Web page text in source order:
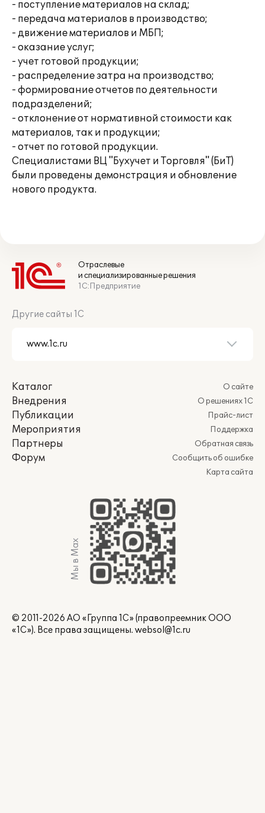
- поступление материалов на склад;
- передача материалов в производство;
- движение материалов и МБП;
- оказание услуг;
- учет готовой продукции;
- распределение затра на производство;
- формирование отчетов по деятельности
подразделений;
- отклонение от нормативной стоимости как
материалов, так и продукции;
- отчет по готовой продукции.
Специалистами ВЦ "Бухучет и Торговля" (БиТ)
были проведены демонстрация и обновление
нового продукта.
Отраслевые
и специализированные решения
1С:Предприятие
Другие сайты 1С
Каталог
Внедрения
Публикации
Мероприятия
Партнеры
Форум
О сайте
О решениях 1С
Прайс-лист
Поддержка
Обратная связь
Сообщить об ошибке
Карта сайта
Мы в Max
© 2011-2026 АО «Группа 1С» (правопреемник ООО
«1С»). Все права защищены. websol@1c.ru